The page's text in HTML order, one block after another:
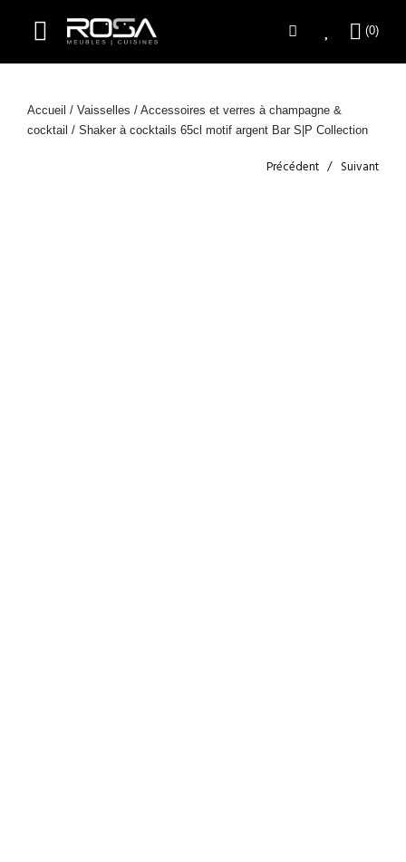
Accueil / Vaisselles / Accessoires et verres à champagne &
cocktail / Shaker à cocktails 65cl motif argent Bar S|P Collection
Précédent Suivant